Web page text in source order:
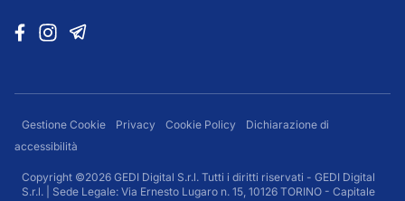
Gestione Cookie Privacy Cookie Policy
Dichiarazione di
accessibilità
Copyright ©2026 GEDI Digital S.r.l. Tutti i diritti riservati - GEDI Digital
S.r.l. | Sede Legale: Via Ernesto Lugaro n. 15, 10126 TORINO - Capitale